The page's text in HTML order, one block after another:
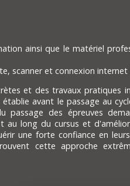
ainsi que le matériel
scanner et connexion
et des travaux pratiques
avant le passage au
des épreuves
long du cursus et
une forte confiance en
cette approche